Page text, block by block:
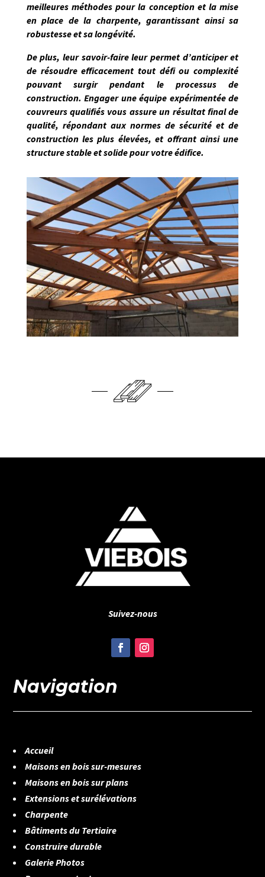
meilleures méthodes pour la conception et la mise
en place de la charpente, garantissant ainsi sa
robustesse et sa longévité.
De plus, leur savoir-faire leur permet d’anticiper et
de résoudre efficacement tout défi ou complexité
pouvant surgir pendant le processus de
construction. Engager une équipe expérimentée de
couvreurs qualifiés vous assure un résultat final de
qualité, répondant aux normes de sécurité et de
construction les plus élevées, et offrant ainsi une
structure stable et solide pour votre édifice.
Suivez-nous
Navigation
Accueil
Maisons en bois sur-mesures
Maisons en bois sur plans
Extensions et surélévations
Charpente
Bâtiments du Tertiaire
Construire durable
Galerie Photos